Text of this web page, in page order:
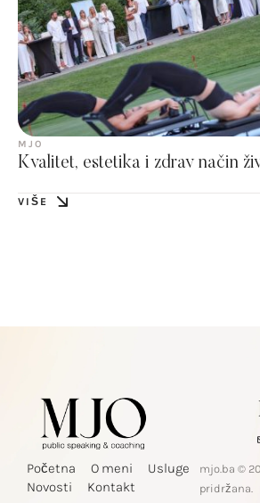
MJO
Kvalitet, estetika i zdrav način
VIŠE
Početna O meni
Usluge
Novosti
Kontakt
mjo.ba ©
pridržana.